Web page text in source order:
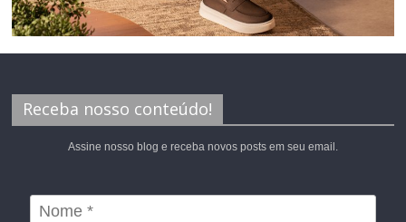
Receba nosso conteúdo!
Assine nosso blog e receba novos posts em seu email.